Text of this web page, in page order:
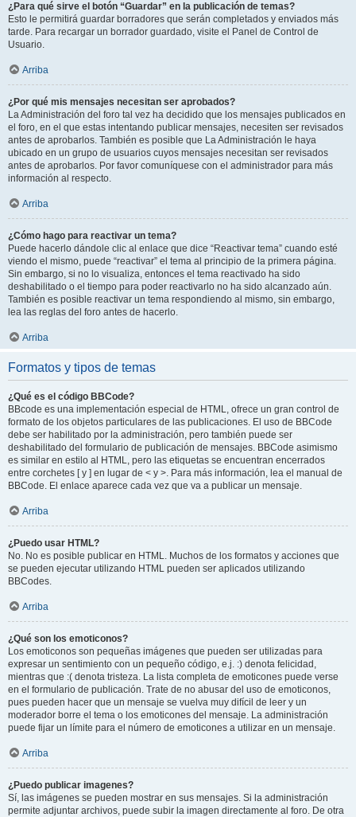
¿Para qué sirve el botón “Guardar” en la publicación de temas?
Esto le permitirá guardar borradores que serán completados y enviados más
tarde. Para recargar un borrador guardado, visite el Panel de Control de
Usuario.
Arriba
¿Por qué mis mensajes necesitan ser aprobados?
La Administración del foro tal vez ha decidido que los mensajes publicados en
el foro, en el que estas intentando publicar mensajes, necesiten ser revisados
antes de aprobarlos. También es posible que La Administración le haya
ubicado en un grupo de usuarios cuyos mensajes necesitan ser revisados
antes de aprobarlos. Por favor comuníquese con el administrador para más
información al respecto.
Arriba
¿Cómo hago para reactivar un tema?
Puede hacerlo dándole clic al enlace que dice “Reactivar tema” cuando esté
viendo el mismo, puede “reactivar” el tema al principio de la primera página.
Sin embargo, si no lo visualiza, entonces el tema reactivado ha sido
deshabilitado o el tiempo para poder reactivarlo no ha sido alcanzado aún.
También es posible reactivar un tema respondiendo al mismo, sin embargo,
lea las reglas del foro antes de hacerlo.
Arriba
Formatos y tipos de temas
¿Qué es el código BBCode?
BBcode es una implementación especial de HTML, ofrece un gran control de
formato de los objetos particulares de las publicaciones. El uso de BBCode
debe ser habilitado por la administración, pero también puede ser
deshabilitado del formulario de publicación de mensajes. BBCode asimismo
es similar en estilo al HTML, pero las etiquetas se encuentran encerrados
entre corchetes [ y ] en lugar de < y >. Para más información, lea el manual de
BBCode. El enlace aparece cada vez que va a publicar un mensaje.
Arriba
¿Puedo usar HTML?
No. No es posible publicar en HTML. Muchos de los formatos y acciones que
se pueden ejecutar utilizando HTML pueden ser aplicados utilizando
BBCodes.
Arriba
¿Qué son los emoticonos?
Los emoticonos son pequeñas imágenes que pueden ser utilizadas para
expresar un sentimiento con un pequeño código, e.j. :) denota felicidad,
mientras que :( denota tristeza. La lista completa de emoticones puede verse
en el formulario de publicación. Trate de no abusar del uso de emoticonos,
pues pueden hacer que un mensaje se vuelva muy difícil de leer y un
moderador borre el tema o los emoticones del mensaje. La administración
puede fijar un límite para el número de emoticones a utilizar en un mensaje.
Arriba
¿Puedo publicar imagenes?
Sí, las imágenes se pueden mostrar en sus mensajes. Si la administración
permite adjuntar archivos, puede subir la imagen directamente al foro. De otra